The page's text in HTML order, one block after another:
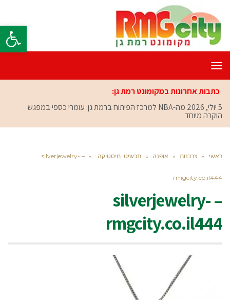
פתח
תפריט
כתבות אחרונות במקומונט רמת גן:
5 יולי, 2026
מה-NBA למרכז הפיתוח ברמת גן: עומרי כספי במפגש
הוקרה מיוחד
ראשי » צרכנות » אופנה » תכשיטי מיסטיקה »
– silverjewelry-
rmgcity.co.il444
– silverjewelry-
rmgcity.co.il444